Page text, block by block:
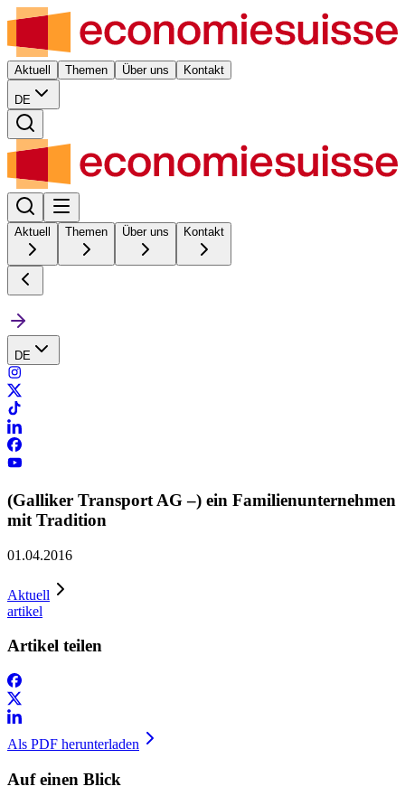
Aktuell Themen Über uns Kontakt
DE
Aktuell Themen Über uns Kontakt
DE
(Galliker Transport AG –) ein Familienunternehmen
mit Tradition
01.04.2016
Aktuell
artikel
Artikel teilen
Als PDF herunterladen
Auf einen Blick